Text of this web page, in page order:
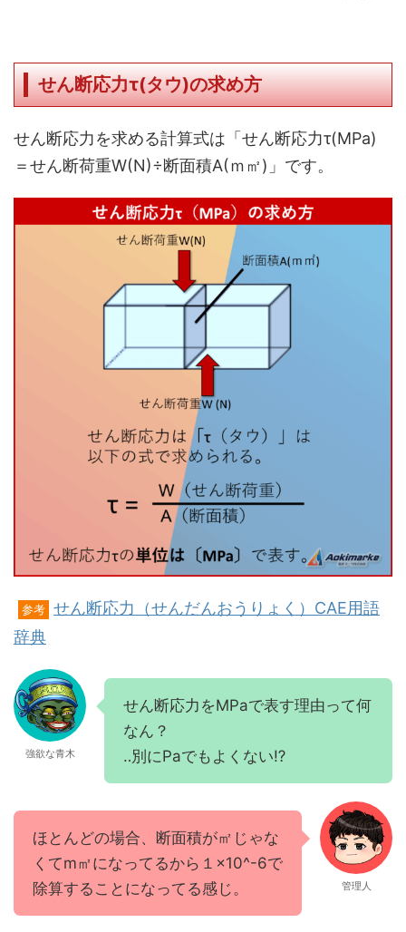
せん断応力τ(タウ)の求め方
せん断応力を求める計算式は 「せん断応力τ(MPa)
＝せん断荷重W(N)÷断面積A(ｍ㎡)」 です。
参考 せん断応力（せんだんおうりょく）CAE用語
辞典
強欲な青木
せん断応力をMPaで表す理由って何
なん？
‥別にPaでもよくない⁉
ほとんどの場合、断面積が㎡じゃな
くてm㎡になってるから１×10^-6で
除算することになってる感じ。
管理人